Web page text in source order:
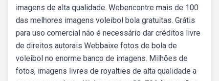
imagens de alta qualidade. Webencontre mais de 100
das melhores imagens voleibol bola gratuitas. Grátis
para uso comercial não é necessário dar créditos livre
de direitos autorais Webbaixe fotos de bola de
voleibol no enorme banco de imagens. Milhões de
fotos, imagens livres de royalties de alta qualidade a